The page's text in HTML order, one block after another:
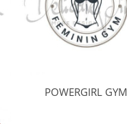
POWERGIRL GYM